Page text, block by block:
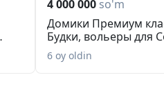
4 000 000 so'm
Домики Премиум
Будки, вольеры для
и ...
6 oy oldin